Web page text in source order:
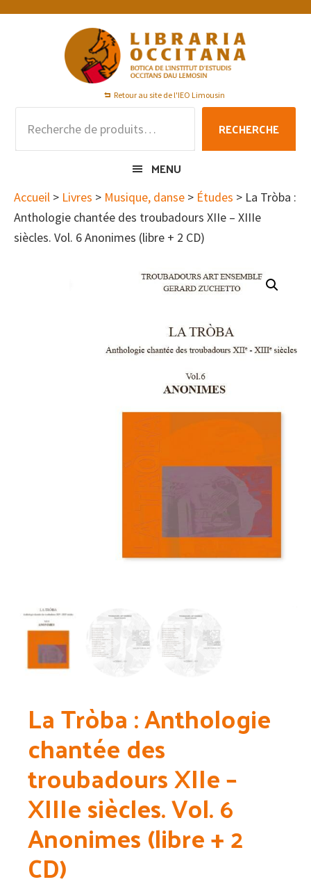
Passer
Passer
Passer
Retour au site de l'IEO Limousin
pour :
RECHERCHE
MENU
Accueil > Livres > Musique, danse > Études > La Tròba :
Anthologie chantée des troubadours XIIe – XIIIe
siècles. Vol. 6 Anonimes (libre + 2 CD)
La Tròba : Anthologie
chantée des
troubadours XIIe –
XIIIe siècles. Vol. 6
Anonimes (libre + 2
CD)